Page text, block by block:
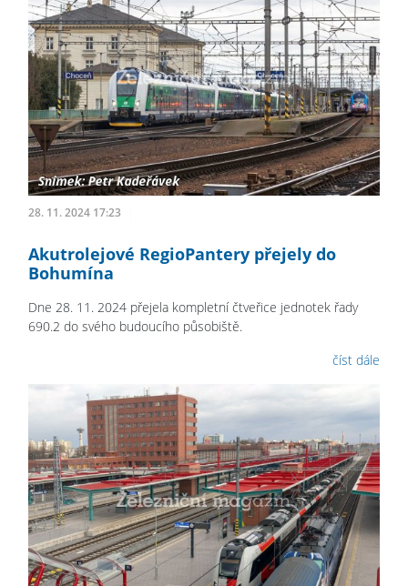
28. 11. 2024 17:23
Akutrolejové RegioPantery přejely do
Bohumína
Dne 28. 11. 2024 přejela kompletní čtveřice jednotek řady
690.2 do svého budoucího působiště.
číst dále